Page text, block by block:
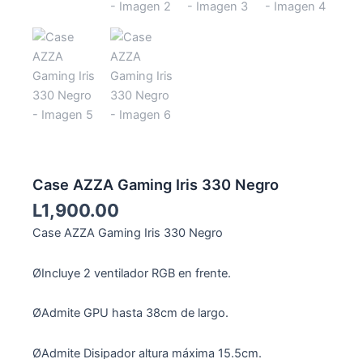
Case AZZA Gaming Iris 330 Negro
L1,900.00
Case AZZA Gaming Iris 330 Negro
ØIncluye 2 ventilador RGB en frente.
ØAdmite GPU hasta 38cm de largo.
ØAdmite Disipador altura máxima 15.5cm.